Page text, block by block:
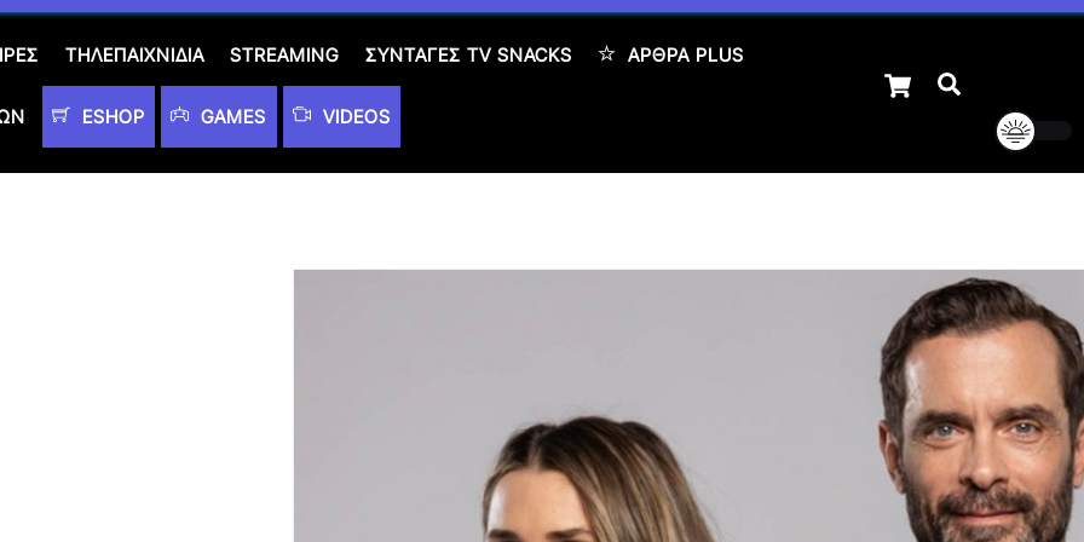
Cart
ΤΗΛΕΠΑΙΧΝΊΔΙΑ STREAMING ΣΥΝΤΑΓΈΣ TV SNACKS ΆΡΘΡΑ PLUS
ESHOP GAMES VIDEOS